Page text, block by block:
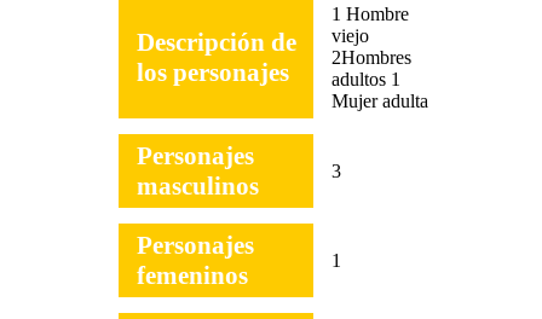
Descripción de
los personajes
1 Hombre
viejo
2Hombres
adultos 1
Mujer adulta
Personajes
masculinos
3
Personajes
femeninos
1